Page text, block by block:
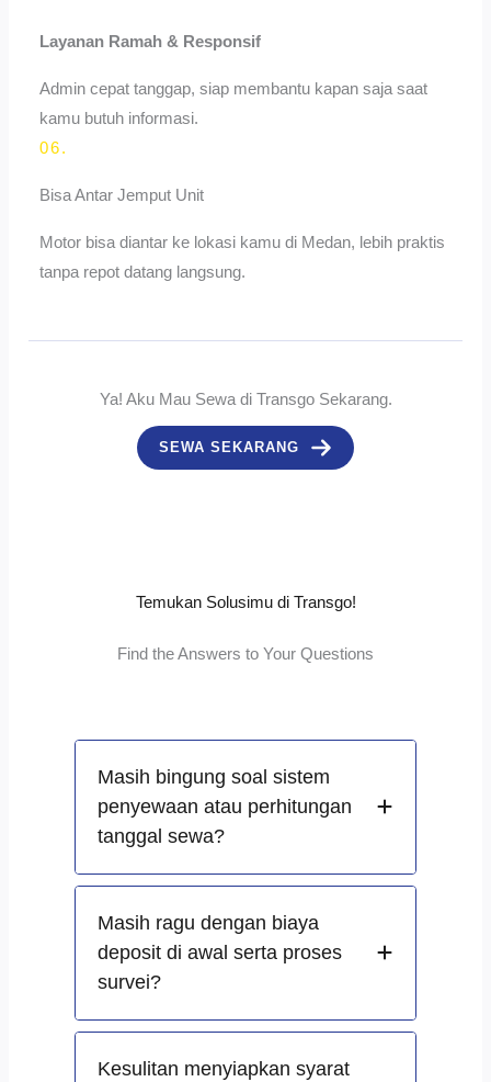
Layanan Ramah & Responsif
Admin cepat tanggap, siap membantu kapan saja saat
kamu butuh informasi.
06.
Bisa Antar Jemput Unit
Motor bisa diantar ke lokasi kamu di Medan, lebih praktis
tanpa repot datang langsung.
Ya! Aku Mau Sewa di Transgo Sekarang.
SEWA SEKARANG
Temukan Solusimu di Transgo!
Find the Answers to Your Questions
Masih bingung soal sistem
penyewaan atau perhitungan
tanggal sewa?
Masih ragu dengan biaya
deposit di awal serta proses
survei?
Kesulitan menyiapkan syarat